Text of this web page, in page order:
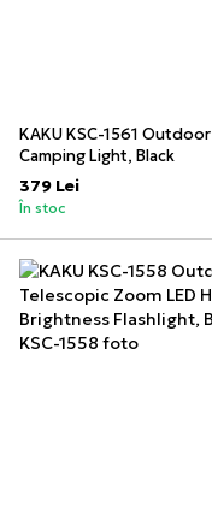
KAKU KSC-1561 Outdoor
Camping Light, Black
379 Lei
În stoc